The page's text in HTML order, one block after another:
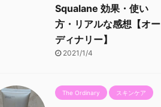
Squalane 効果・使い
方・リアルな感想【オー
ディナリー】
2021/1/4
The Ordinary スキンケア